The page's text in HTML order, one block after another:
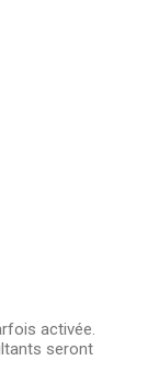
activée.
seront